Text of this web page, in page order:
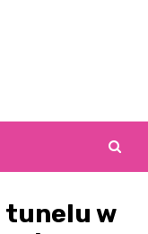
tunelu w